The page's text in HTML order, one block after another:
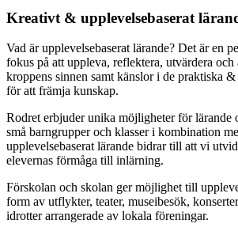
Kreativt & upplevelsebaserat
Vad är upplevelsebaserat lärande? Det är en
fokus på att uppleva, reflektera, utvärdera
kroppens sinnen samt känslor i de praktiska
för att främja kunskap.
Rodret erbjuder unika möjligheter för lärande
små barngrupper och klasser i kombination
upplevelsebaserat lärande bidrar till att vi
elevernas förmåga till inlärning.
Förskolan och skolan ger möjlighet till
form av utflykter, teater, museibesök,
idrotter arrangerade av lokala föreningar.